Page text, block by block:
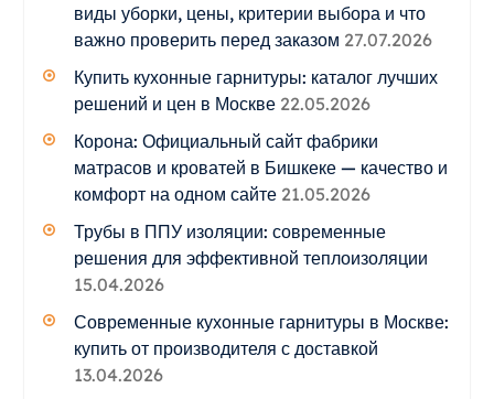
виды уборки, цены, критерии выбора и что
важно проверить перед заказом 27.07.2026
Купить кухонные гарнитуры: каталог лучших
решений и цен в Москве 22.05.2026
Корона: Официальный сайт фабрики
матрасов и кроватей в Бишкеке — качество и
комфорт на одном сайте 21.05.2026
Трубы в ППУ изоляции: современные
решения для эффективной теплоизоляции
15.04.2026
Современные кухонные гарнитуры в Москве:
купить от производителя с доставкой
13.04.2026